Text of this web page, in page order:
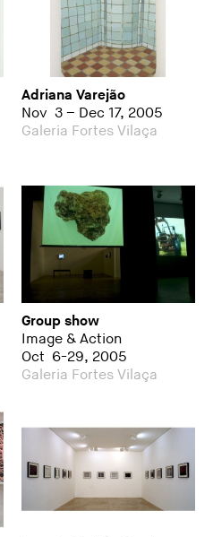
Adriana Varejão
Nov 3 – Dec 17, 2005
Galeria Fortes Vilaça
Group show
Image & Action
Oct 6-29, 2005
Galeria Fortes Vilaça